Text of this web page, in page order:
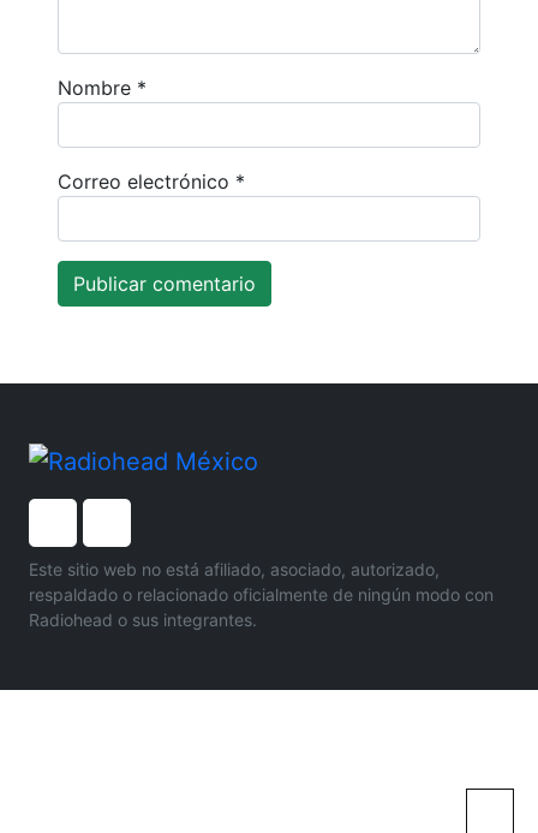
Nombre *
Correo electrónico *
Este sitio web no está afiliado, asociado, autorizado,
respaldado o relacionado oficialmente de ningún modo con
Radiohead o sus integrantes.